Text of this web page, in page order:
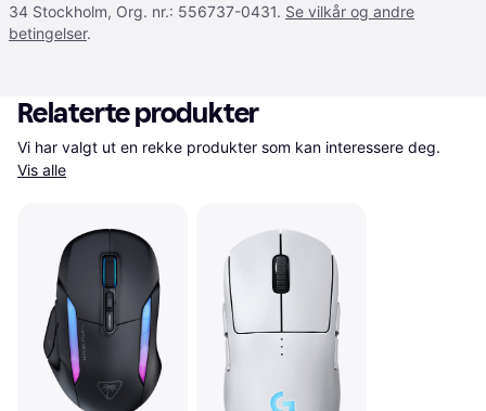
34 Stockholm, Org. nr.: 556737-0431. Se vilkår og andre
betingelser.
Relaterte produkter
Vis alle